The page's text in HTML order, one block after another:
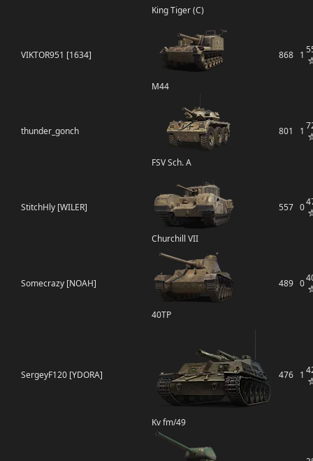
King Tiger (C)
VIKTOR951 [1634]
M44
868 1
thunder_gonch
FSV Sch. A
801 1
StitchHly [WILER]
Churchill VII
557 0
Somecrazy [NOAH]
40TP
489 0
SergeyF120 [YDORA]
Kv fm/49
476 1